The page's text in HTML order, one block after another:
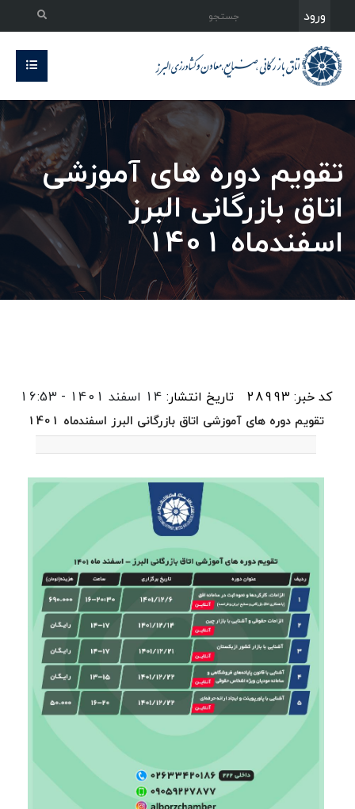
ورود
تقویم دوره های آموزشی
اتاق بازرگانی البرز
اسفندماه 1401
کد خبر: 28993 تاریخ انتشار: 14 اسفند 1401 - 16:53
تقویم دوره های آموزشی اتاق بازرگانی البرز اسفندماه 1401